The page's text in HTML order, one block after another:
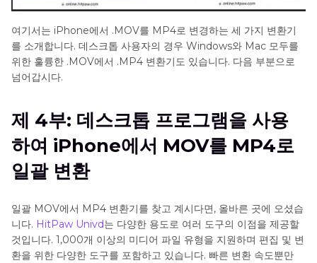
여기서는 iPhone에서 .MOV를 MP4로 변경하는 세 가지 변환기
를 소개합니다. 데스크톱 사용자의 경우 Windows와 Mac 모두를
위한 훌륭한 .MOV에서 .MP4 변환기도 있습니다. 다음 부분으로
넘어갑시다.
제 4부: 데스크톱 프로그램을 사용
하여 iPhone에서 MOV를 MP4로
일괄 변환
일괄 MOV에서 MP4 변환기를 찾고 계시다면, 올바른 곳에 오셨습
니다. HitPaw Univd는 다양한 용도로 여러 도구의 이점을 제공할
것입니다. 1,000개 이상의 미디어 파일 유형을 지원하며 편집 및 변
환을 위한 다양한 도구를 포함하고 있습니다. 빠른 변환 속도뿐만